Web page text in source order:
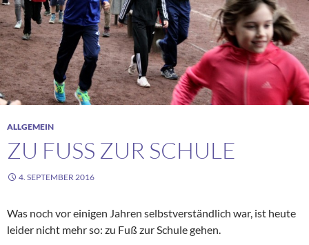
ALLGEMEIN
ZU FUSS ZUR SCHULE
4. SEPTEMBER 2016
Was noch vor einigen Jahren selbstverständlich war, ist heute
leider nicht mehr so: zu Fuß zur Schule gehen.